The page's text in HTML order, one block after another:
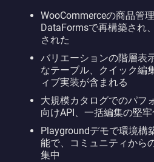
WooCommerceの商品管
DataFormsで再構築され
された
バリエーションの階層表
なテーブル、クイック編
ィブ実装が含まれる
大規模カタログでのパフ
向けAPI、一括編集の堅
Playgroundデモで環境構
能で、コミュニティから
集中